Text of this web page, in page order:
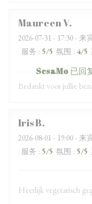
MaureenV
2026-07-31 - 17:30 - 来
服务 : 5/5 氛围 : 4/5
SesaMo 已回
Bedankt voor jullie
IrisB
2026-08-01 - 19:00 - 来
服务 : 5/5 氛围 : 5/5
Heerlijk vegetarisch